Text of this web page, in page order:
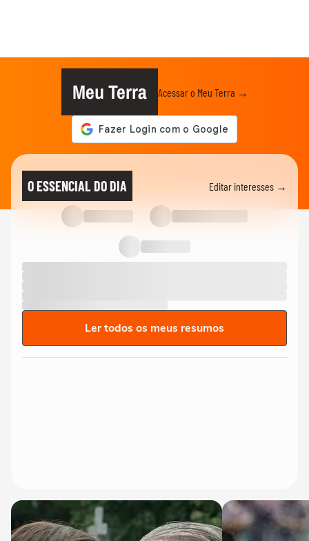
Meu Terra Acessar o Meu Terra →
O ESSENCIAL DO DIA Editar interesses →
Ler todos os meus resumos